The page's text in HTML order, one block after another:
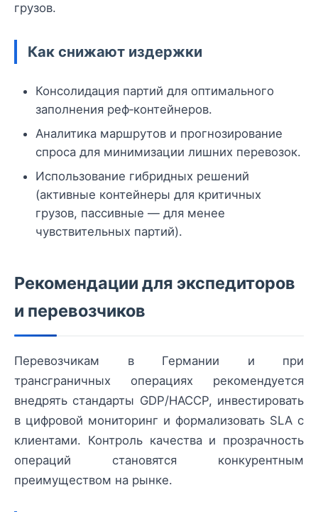
грузов.
Как снижают издержки
Консолидация партий для оптимального
заполнения реф‑контейнеров.
Аналитика маршрутов и прогнозирование
спроса для минимизации лишних перевозок.
Использование гибридных решений
(активные контейнеры для критичных
грузов, пассивные — для менее
чувствительных партий).
Рекомендации для экспедиторов
и перевозчиков
Перевозчикам в Германии и при
трансграничных операциях рекомендуется
внедрять стандарты GDP/HACCP, инвестировать
в цифровой мониторинг и формализовать SLA с
клиентами. Контроль качества и прозрачность
операций становятся конкурентным
преимуществом на рынке.